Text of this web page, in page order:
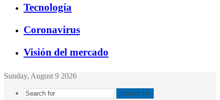
Tecnología
Coronavirus
Visión del mercado
Sunday, August 9 2026
Search for